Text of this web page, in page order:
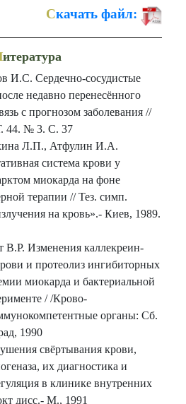
Скачать файл:
итература
И.С. Сердечно-сосудистые
недавно перенесённого
с прогнозом заболевания //
44. № 3. С. 37
Л.П., Атфулин И.А.
система крови у
миокарда на фоне
терапии // Тез. симп.
на кровь».- Киев, 1989.
В.Р. Изменения каллекреин-
и протеолиз ингибиторных
миокарда и бактериальной
/ /Крово-
органы: Сб.
1990
свёртывания крови,
их диагностика и
в клинике внутренних
дисс.- М., 1991